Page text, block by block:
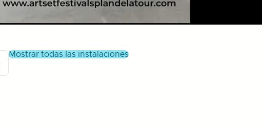
mostrar todas las instalaciones